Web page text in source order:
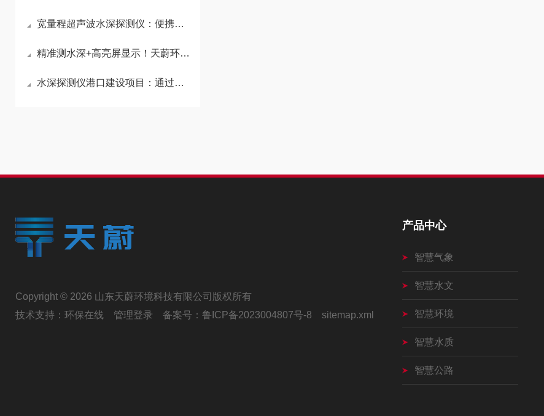
宽量程超声波水深探测仪：便携式船载江河水库水下地形水深水温测量设备
精准测水深+高亮屏显示！天蔚环境超声波测深仪让户外水文监测工作更高效
水深探测仪港口建设项目：通过监测港口区域水深状况，提升风险抵御能力
Copyright © 2026 山东天蔚环境科技有限公司版权所有
技术支持： 环保在线 管理登录 备案号： 鲁ICP备2023004807号-8 sitemap.xml
产品中心
智慧气象
智慧水文
智慧环境
智慧水质
智慧公路